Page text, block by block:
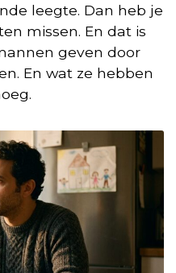
leegte. Dan heb je
missen. En dat is
geven door
En wat ze hebben